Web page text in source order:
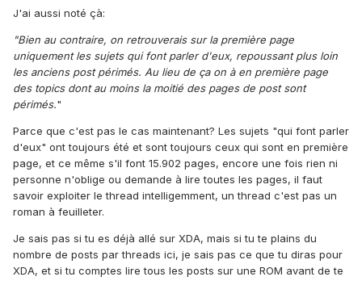
J'ai aussi noté çà:
"Bien au contraire, on retrouverais sur la première page
uniquement les sujets qui font parler d'eux, repoussant plus loin
les anciens post périmés. Au lieu de ça on à en première page
des topics dont au moins la moitié des pages de post sont
périmés."
Parce que c'est pas le cas maintenant? Les sujets "qui font parler
d'eux" ont toujours été et sont toujours ceux qui sont en première
page, et ce même s'il font 15.902 pages, encore une fois rien ni
personne n'oblige ou demande à lire toutes les pages, il faut
savoir exploiter le thread intelligemment, un thread c'est pas un
roman à feuilleter.
Je sais pas si tu es déjà allé sur XDA, mais si tu te plains du
nombre de posts par threads ici, je sais pas ce que tu diras pour
XDA, et si tu comptes lire tous les posts sur une ROM avant de te